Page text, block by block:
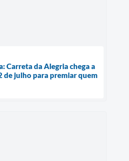
Carreta da Alegria chega a
de julho para premiar quem